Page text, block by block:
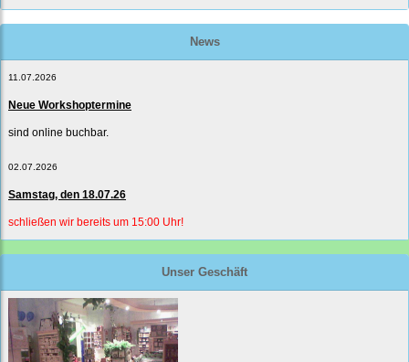
News
11.07.2026
Neue Workshoptermine
sind online buchbar.
02.07.2026
Samstag, den 18.07.26
schließen wir bereits um 15:00 Uhr!
Unser Geschäft